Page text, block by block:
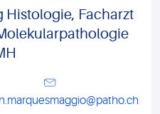
Histologie, Facharzt